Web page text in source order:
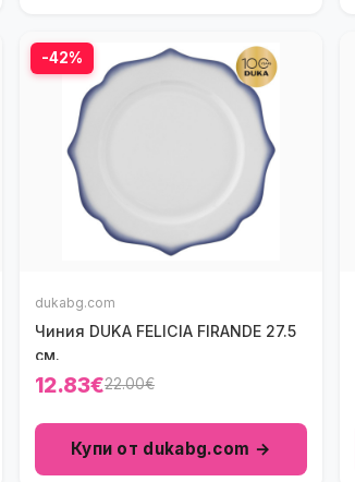
-42%
dukabg.com
Чиния DUKA FELICIA FIRANDE 27.5
см.
12.83€22.00€
Купи от dukabg.com →